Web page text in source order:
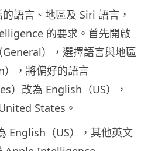
語言、地區及 Siri 語言，
的要求。首先開啟
General），選擇語言與地區
），將偏好的語言
）改為 English（US），
States。
English（US），其他英文